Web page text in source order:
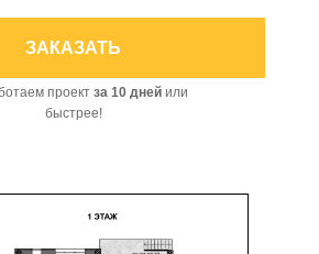
проект за 10 днейили
быстрее!
ЗАКАЗАТЬ